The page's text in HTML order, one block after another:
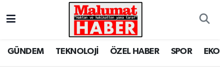
GÜNDEM TEKNOLOJİ ÖZEL HABER SPOR
Nöbetçi Eczaneler